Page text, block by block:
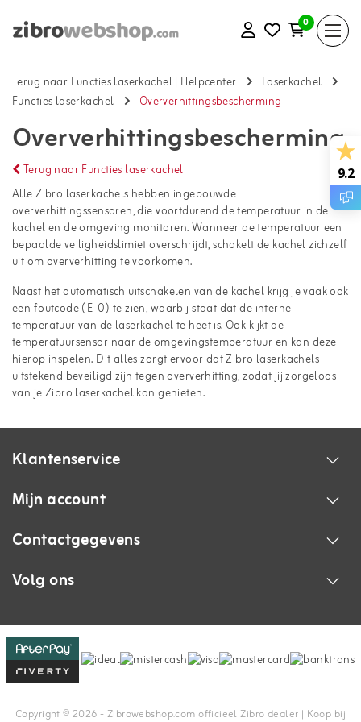
0
Terug naar Functies laserkachel| Helpcenter
Laserkachel
Functies laserkachel
Oververhittingsbescherming
Oververhittingsbescherming
Terug naar Functies laserkachel
Alle Zibro laserkachels hebben ingebouwde
oververhittingssensoren, die voortdurend de temperatuur in de
kachel en de omgeving monitoren. Wanneer de temperatuur een
bepaalde veiligheidslimiet overschrijdt, schakelt de kachel zichzelf
uit om oververhitting te voorkomen.
Naast het automatisch uitschakelen van de kachel krijg je vaak ook
een foutcode (E-0) te zien, waarbij staat dat de interne
temperatuur van de laserkachel te heet is. Ook kijkt de
temperatuursensor naar de omgevingstemperatuur en kan deze
hierop inspelen. Dit alles zorgt ervoor dat Zibro laserkachels
uitstekend beveiligd zijn tegen oververhitting, zodat jij zorgeloos
van je Zibro laserkachel kan genieten.
Klantenservice
Mijn account
Contactgegevens
Volg ons
Copyright © 2026 - Zibrowebshop.com officieel Zibro dealer | Koop bij
9.2